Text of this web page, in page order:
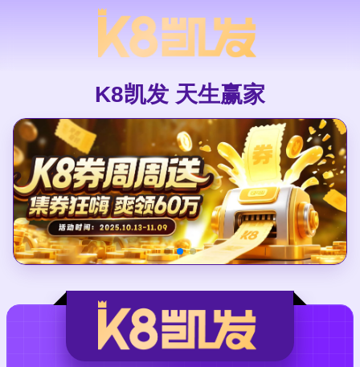
K8凯发 天生赢家